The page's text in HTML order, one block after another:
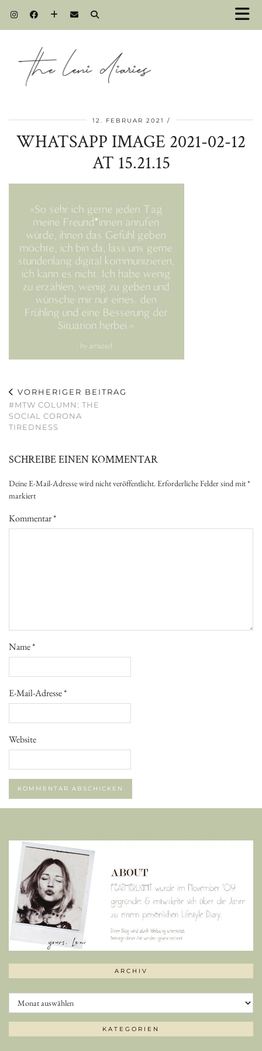
12. FEBRUAR 2021
WHATSAPP IMAGE 2021-02-12
AT 15.21.15
VORHERIGER BEITRAG
#MTW COLUMN: THE
SOCIAL CORONA
TIREDNESS
SCHREIBE EINEN KOMMENTAR
Deine E-Mail-Adresse wird nicht veröffentlicht.Erforderliche Felder sind mit*
markiert
Kommentar*
Name*
E-Mail-Adresse*
Website
ARCHIV
Archiv
KATEGORIEN